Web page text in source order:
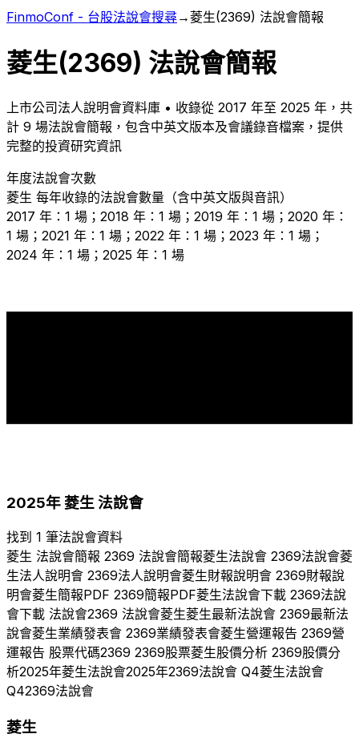
FinmoConf - 台股法說會搜尋→菱生(2369) 法說會簡報
菱生(2369) 法說會簡報
上市公司法人說明會資料庫 • 收錄從 2017 年至 2025 年，共
計 9 場法說會簡報，包含中英文版本及會議錄音檔案，提供
完整的投資研究資訊
年度法說會次數
菱生 每年收錄的法說會數量（含中英文版與音訊）
2017 年：1 場；2018 年：1 場；2019 年：1 場；2020 年：
1 場；2021 年：1 場；2022 年：1 場；2023 年：1 場；
2024 年：1 場；2025 年：1 場
2025年菱生 法說會
找到 1 筆法說會資料
菱生 法說會簡報 2369 法說會簡報菱生法說會 2369法說會菱
生法人說明會 2369法人說明會菱生財報說明會 2369財報說
明會菱生簡報PDF 2369簡報PDF菱生法說會下載 2369法說
會下載 法說會2369 法說會菱生菱生最新法說會 2369最新法
說會菱生業績發表會 2369業績發表會菱生營運報告 2369營
運報告 股票代碼2369 2369股票菱生股價分析 2369股價分
析2025年菱生法說會2025年2369法說會 Q4菱生法說會
Q42369法說會
菱生